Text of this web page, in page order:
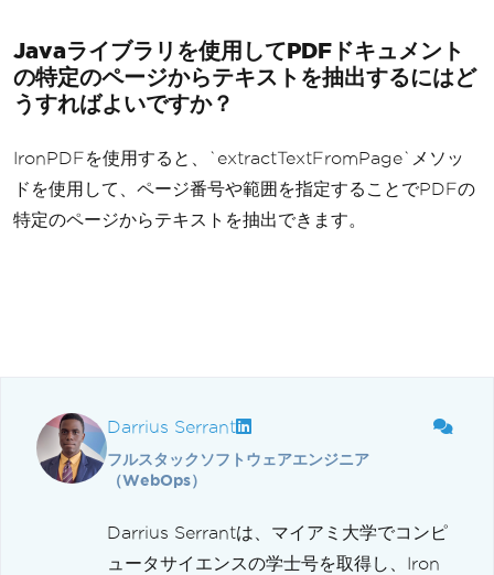
Javaライブラリを使用してPDFドキュメント
の特定のページからテキストを抽出するにはど
うすればよいですか？
IronPDFを使用すると、`extractTextFromPage`メソッ
ドを使用して、ページ番号や範囲を指定することでPDFの
特定のページからテキストを抽出できます。
Darrius Serrant
フルスタックソフトウェアエンジニア
（WebOps）
Darrius Serrantは、マイアミ大学でコンピ
ュータサイエンスの学士号を取得し、Iron